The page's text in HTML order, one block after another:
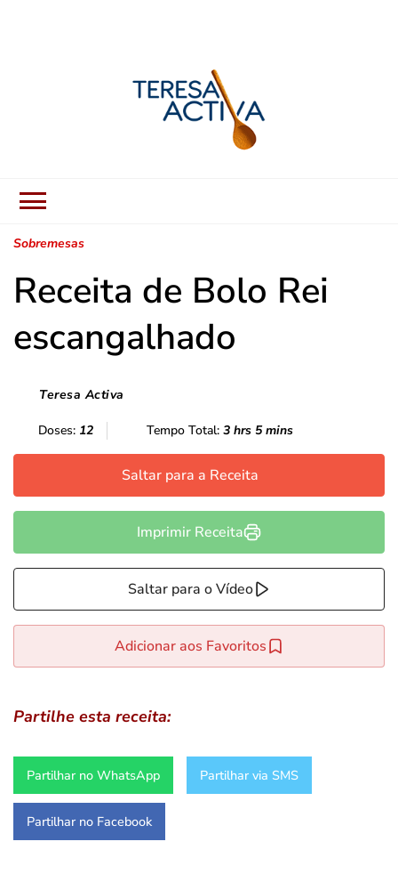
Sobremesas
Receita de Bolo Rei
escangalhado
Teresa Activa
Doses: 12 Tempo Total: 3 hrs 5 mins
Saltar para a Receita
Imprimir Receita
Saltar para o Vídeo
Adicionar aos Favoritos
Partilhe esta receita:
Partilhar no WhatsApp Partilhar via SMS
Partilhar no Facebook